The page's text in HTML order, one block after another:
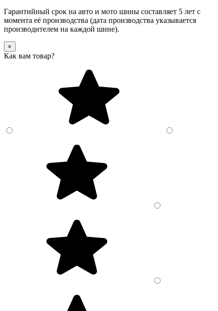
Гарантийный срок на авто и мото шины составляет 5 лет с
момента её производства (дата производства указывается
производителем на каждой шине).
×
Как вам товар?